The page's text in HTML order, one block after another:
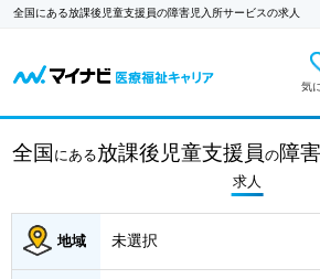
全国にある放課後児童支援員の障害児入所サービスの求人
気
全国 にある放課後児童支援員の障
求人
地域 未選択